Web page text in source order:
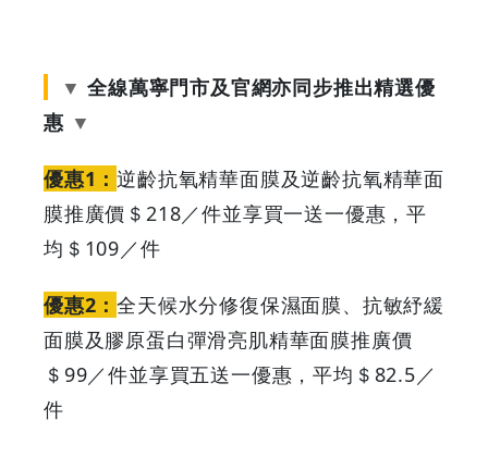
全線萬寧門市及官網亦同步推出精選優
惠
優惠1：逆齡抗氧精華面膜及逆齡抗氧精華面
膜推廣價＄218／件並享買一送一優惠，平
均＄109／件
優惠2：全天候水分修復保濕面膜、抗敏紓緩
面膜及膠原蛋白彈滑亮肌精華面膜推廣價
＄99／件並享買五送一優惠，平均＄82.5／
件